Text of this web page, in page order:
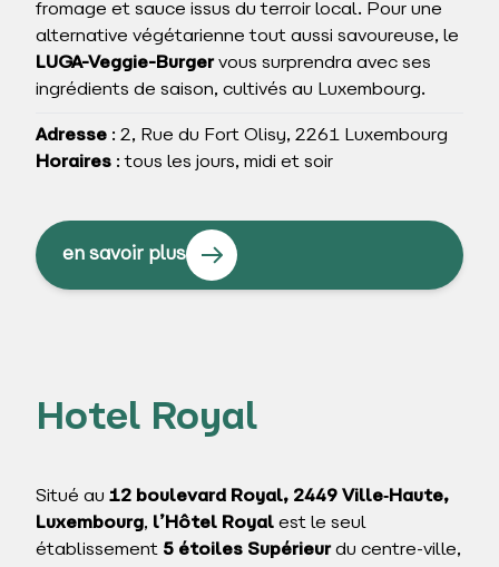
fromage et sauce issus du terroir local. Pour une
alternative végétarienne tout aussi savoureuse, le
LUGA-Veggie-Burgervous surprendra avec ses
ingrédients de saison, cultivés au Luxembourg.
Adresse : 2, Rue du Fort Olisy, 2261 Luxembourg
Horaires : tous les jours, midi et soir
en savoir plus
Hotel Royal
Situé au 12 boulevard Royal, 2449 Ville‑Haute,
Luxembourg, l’Hôtel Royal est le seul
établissement 5 étoiles Supérieurdu centre-ville,